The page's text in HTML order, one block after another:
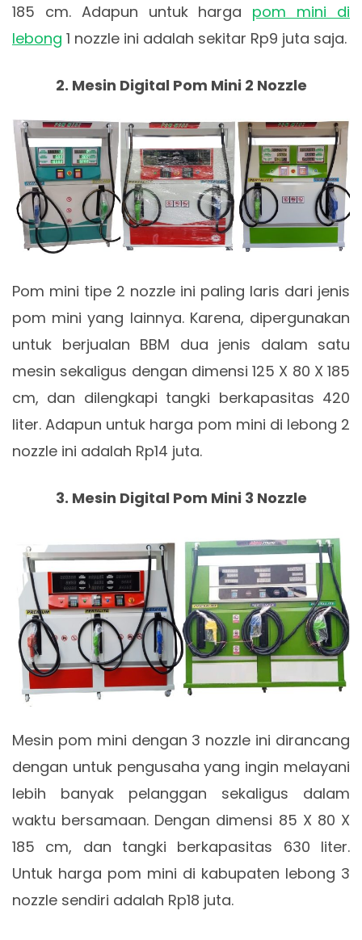
185 cm. Adapun untuk harga pom mini di
lebong 1 nozzle ini adalah sekitar Rp9 juta saja.
2. Mesin Digital Pom Mini 2 Nozzle
Pom mini tipe 2 nozzle ini paling laris dari jenis
pom mini yang lainnya. Karena, dipergunakan
untuk berjualan BBM dua jenis dalam satu
mesin sekaligus dengan dimensi 125 X 80 X 185
cm, dan dilengkapi tangki berkapasitas 420
liter. Adapun untuk harga pom mini di lebong 2
nozzle ini adalah Rp14 juta.
3. Mesin Digital Pom Mini 3 Nozzle
Mesin pom mini dengan 3 nozzle ini dirancang
dengan untuk pengusaha yang ingin melayani
lebih banyak pelanggan sekaligus dalam
waktu bersamaan. Dengan dimensi 85 X 80 X
185 cm, dan tangki berkapasitas 630 liter.
Untuk harga pom mini di kabupaten lebong 3
nozzle sendiri adalah Rp18 juta.